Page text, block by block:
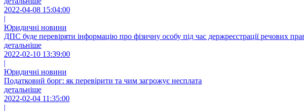
2022-04-08 15:04:00
|
Юридичні новини
ДПС буде перевіряти інформацію про фізичну особу під час держреєстрації речових
детальніше
2022-02-10 13:39:00
|
Юридичні новини
Податковий борг: як перевірити та чим загрожує несплата
детальніше
2022-02-04 11:35:00
|